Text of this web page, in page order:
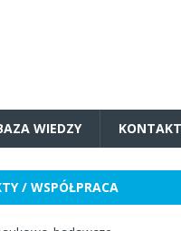
WIEDZY KONTAKT
/ WSPÓŁPRACA